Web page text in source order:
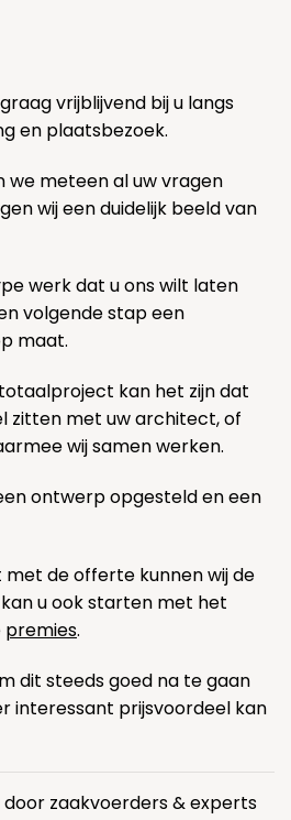
vrijblijvend bij u langs
en plaatsbezoek.
we meteen al uw vragen
wij een duidelijk beeld van
werk dat u ons wilt laten
volgende stap een
maat.
kan het zijn dat
zitten met uw architect, of
wij samen werken.
ontwerp opgesteld en een
met de offerte kunnen wij de
u ook starten met het
premies.
dit steeds goed na te gaan
interessant prijsvoordeel kan
door zaakvoerders & experts